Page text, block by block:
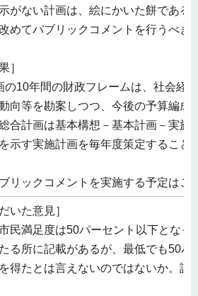
がない計画は、絵にかいた餅である
めてパブリックコメントを行うべき
］
の10年間の財政フレームは、社会経
向等を勘案しつつ、今後の予算編成
合計画は基本構想－基本計画－実施
示す実施計画を毎年度策定すること
リックコメントを実施する予定はご
いた意見］
民満足度は50パーセント以下となっ
る所に記載があるが、最低でも50パ
得たとは言えないのではないか。評